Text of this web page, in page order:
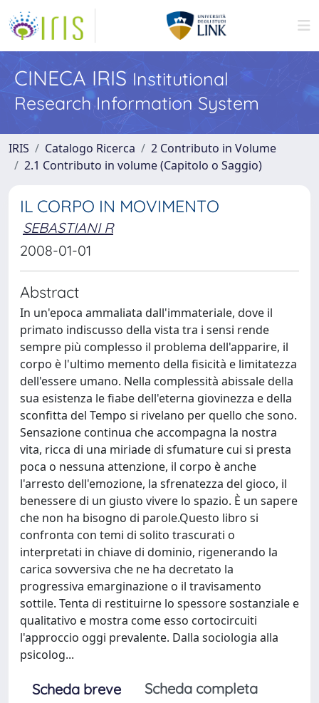
CINECA IRIS Institutional
Research Information System
IRIS Catalogo Ricerca
2 Contributo in Volume
2.1 Contributo in volume (Capitolo o Saggio)
IL CORPO IN MOVIMENTO
SEBASTIANI R
2008-01-01
Abstract
In un'epoca ammaliata dall'immateriale, dove il
primato indiscusso della vista tra i sensi rende
sempre più complesso il problema dell'apparire, il
corpo è l'ultimo memento della fisicità e limitatezza
dell'essere umano. Nella complessità abissale della
sua esistenza le fiabe dell'eterna giovinezza e della
sconfitta del Tempo si rivelano per quello che sono.
Sensazione continua che accompagna la nostra
vita, ricca di una miriade di sfumature cui si presta
poca o nessuna attenzione, il corpo è anche
l'arresto dell'emozione, la sfrenatezza del gioco, il
benessere di un giusto vivere lo spazio. È un sapere
che non ha bisogno di parole.Questo libro si
confronta con temi di solito trascurati o
interpretati in chiave di dominio, rigenerando la
carica sovversiva che ne ha decretato la
progressiva emarginazione o il travisamento
sottile. Tenta di restituirne lo spessore sostanziale e
qualitativo e mostra come esso cortocircuiti
l'approccio oggi prevalente. Dalla sociologia alla
psicolog...
Scheda breve
Scheda completa